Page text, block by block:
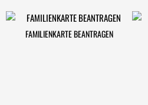
FAMILIENKARTE BEANTRAGEN